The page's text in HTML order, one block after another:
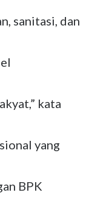
sanitasi, dan
kata
yang
BPK